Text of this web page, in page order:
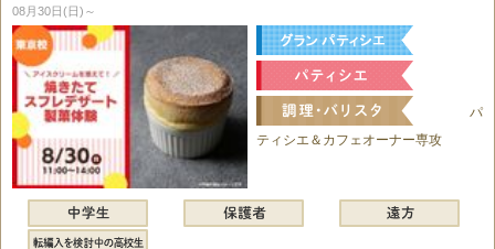
08月30日(日)～
パ
ティシエ＆カフェオーナー専攻